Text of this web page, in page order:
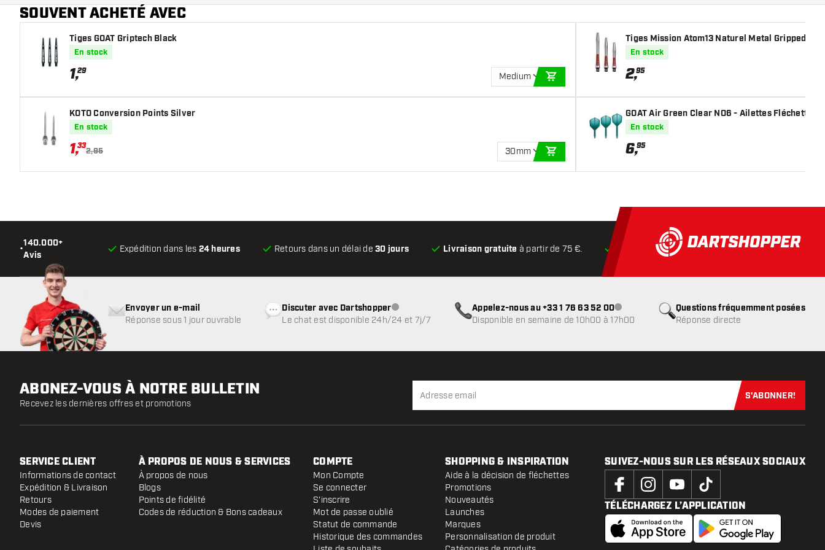
SOUVENT ACHETÉ AVEC
Tiges GOAT Griptech Black
En stock
1,29
Medium
AJOUTER AU PANIER
KOTO Conversion Points Silver
En stock
1,33
2,95 30mm
AJOUTER AU PANIER
Tiges Mission Atom13 Naturel Metal Gripped Red
En stock
2,95
GOAT Air Green Clear NO6 - Ailettes Fléchettes
En stock
6,95
•
140.000+
Avis
Expédition dans les 24 heures Retours dans un délai de30 jours Livraison gratuite à partir de 75 €. Expédition dans les24 heures Retours
Questions fréquemment posées
Réponse directe
Envoyer un e-mail
Réponse sous 1 jour ouvrable
Discuter avec DartshopperService client indisponible
Le chat est disponible 24h/24 et 7j/7
Appelez-nous au +33 1 76 63 52 00Service client indisponible
Disponible en semaine de 10h00 à 17h00
ABONEZ-VOUS À NOTRE BULLETIN
Recevez les dernières offres et promotions
Abonnez-
S'ABONNER!
SERVICE CLIENT
Informations de contact
Expédition & Livraison
Retours
Modes de paiement
Devis
À PROPOS DE NOUS & SERVICES
À propos de nous
Blogs
Points de fidélité
Codes de réduction & Bons cadeaux
COMPTE
Mon Compte
Se connecter
S'inscrire
Mot de passe oublié
Statut de commande
Historique des commandes
SHOPPING & INSPIRATION
Aide à la décision de fléchettes
Promotions
Nouveautés
Launches
Marques
Personnalisation de produit
SUIVEZ-NOUS SUR LES RÉSEAUX SOCIAUX
TÉLÉCHARGEZ L’APPLICATION